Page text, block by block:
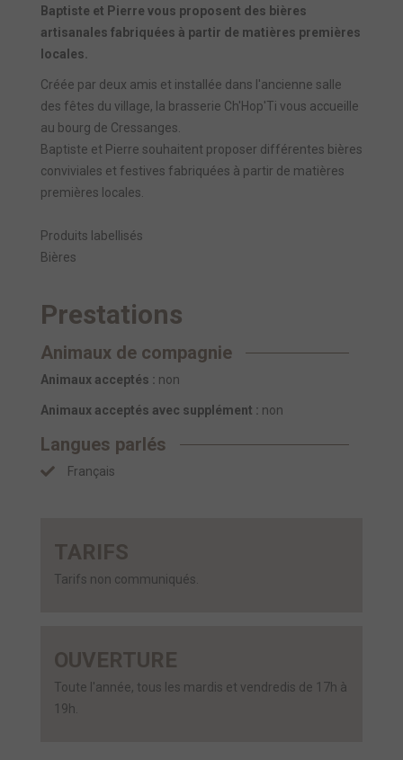
Baptiste et Pierre vous proposent des bières
artisanales fabriquées à partir de matières premières
locales.
Créée par deux amis et installée dans l'ancienne salle
des fêtes du village, la brasserie Ch'Hop'Ti vous accueille
au bourg de Cressanges.
Baptiste et Pierre souhaitent proposer différentes bières
conviviales et festives fabriquées à partir de matières
premières locales.
Produits labellisés
Bières
Prestations
Animaux de compagnie
Animaux acceptés : non
Animaux acceptés avec supplément : non
Langues parlés
Français
TARIFS
Tarifs non communiqués.
OUVERTURE
Toute l'année, tous les mardis et vendredis de 17h à
19h.